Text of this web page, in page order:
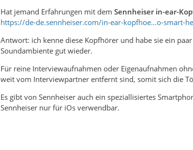
Hat jemand Erfahrungen mit dem Sennheiser in-ear-
https://de-de.sennheiser.com/in-ear-kopfhoe…o-smart-
Antwort: ich kenne diese Kopfhörer und habe sie ein
Soundambiente gut wieder.
Für reine Interviewaufnahmen oder Eigenaufnahmen
weit vom Interviewpartner entfernt sind, somit sich die
Es gibt von Sennheiser auch ein speziallisiertes
Sennheiser nur für iOs verwendbar.